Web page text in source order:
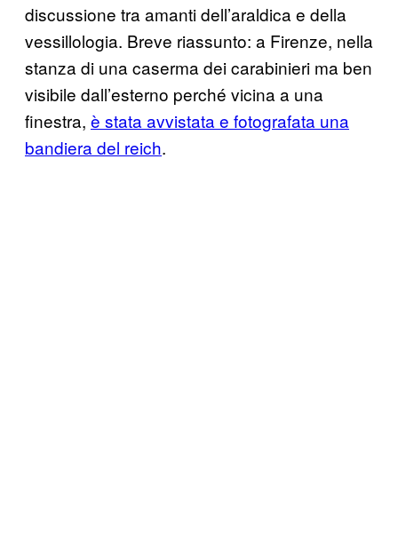
discussione tra amanti dell’araldica e della
vessillologia. Breve riassunto: a Firenze, nella
stanza di una caserma dei carabinieri ma ben
visibile dall’esterno perché vicina a una
finestra, è stata avvistata e fotografata una
bandiera del reich.